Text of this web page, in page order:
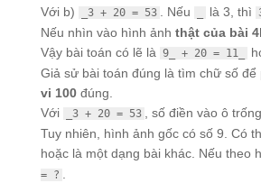
Với b)
_3 + 20 = 53 . Nếu là 3, thì
Nếu nhìn vào hình ảnh thật của bài
Vậy bài toán có lẽ là 9_ + 20 = 11_
Giả sử bài toán đúng là tìm chữ số để
vi 100 đúng.
Với
_3 + 20 = 53 , số điền vào ô
Tuy nhiên, hình ảnh gốc có số 9. Có
hoặc là một dạng bài khác. Nếu theo
= ? .